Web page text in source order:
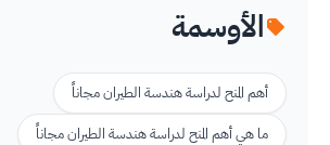
الأوسمة
أهم المنح لدراسة هندسة الطيران مجاناً
ما هي أهم المنح لدراسة هندسة الطيران مجاناً